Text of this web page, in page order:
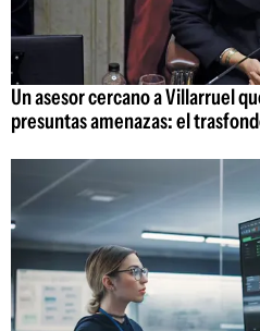
Un asesor cercano a Villarruel
presuntas amenazas: el